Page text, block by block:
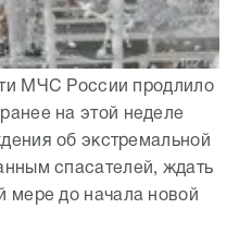
МЧС России продлило
на этой неделе
об экстремальной
спасателей, ждать
мере до начала новой